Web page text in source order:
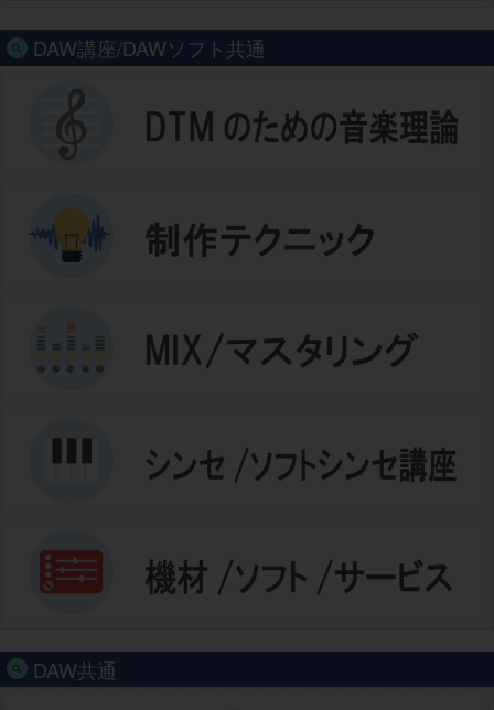
DAW講座/DAWソフト共通
DAW共通